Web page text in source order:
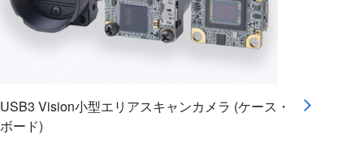
USB3 Vision小型エリアスキャンカメラ (ケース・
ボード)